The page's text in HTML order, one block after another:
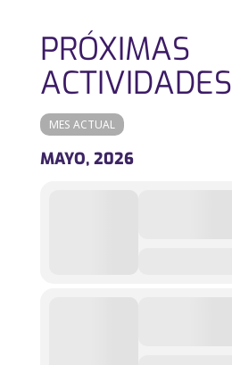
PRÓXIMAS
ACTIVIDADES
MES ACTUAL
MAYO, 2026